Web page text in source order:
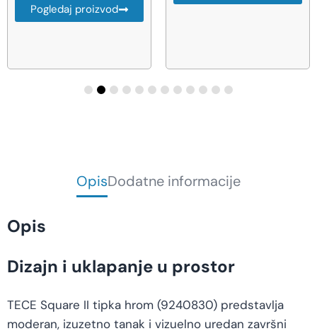
Pogledaj proizvod
OpisDodatne informacije
Opis
Dizajn i uklapanje u prostor
TECE Square II tipka hrom (9240830) predstavlja
moderan, izuzetno tanak i vizuelno uredan završni